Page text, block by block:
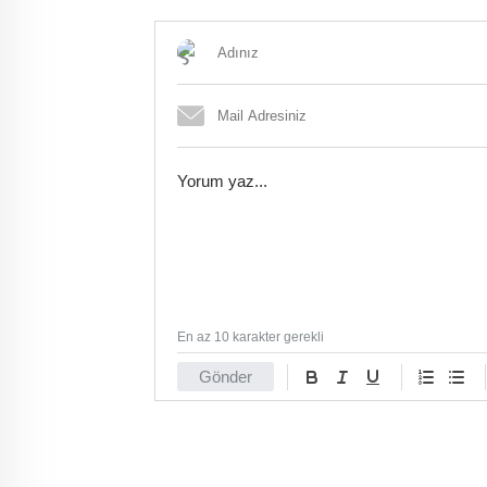
Gönder
En az 10 karakter gerekli